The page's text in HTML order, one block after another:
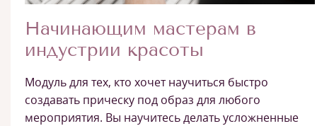
Начинающим мастерам в
индустрии красоты
Модуль для тех, кто хочет научиться быстро
создавать прическу под образ для любого
мероприятия. Вы научитесь делать усложненные